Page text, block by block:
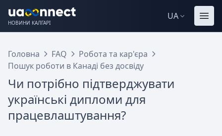
НОВИНИ КАЛГАРІ
UA
Головна FAQ
Робота та кар'єра
Пошук роботи в Канаді без досвіду
Чи потрібно підтверджувати
українські дипломи для
працевлаштування?